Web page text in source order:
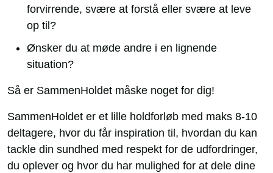
forvirrende, svære at forstå eller svære at leve
op til?
Ønsker du at møde andre i en lignende
situation?
Så er SammenHoldet måske noget for dig!
SammenHoldet er et lille holdforløb med maks 8-10
deltagere, hvor du får inspiration til, hvordan du kan
tackle din sundhed med respekt for de udfordringer,
du oplever og hvor du har mulighed for at dele dine